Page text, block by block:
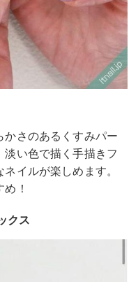
かさのあるくすみパー
い色で描く手描きフ
イルが楽しめます。
！
クス